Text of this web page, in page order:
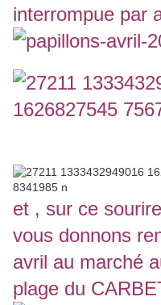
interrompue par
et , sur ce
vous donnons
avril au marché
plage du